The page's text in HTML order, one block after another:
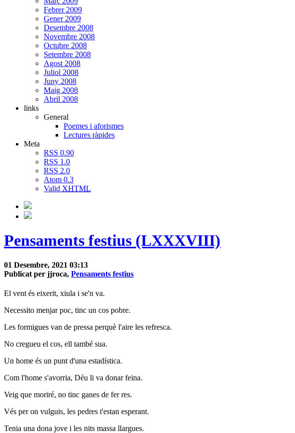
Febrer 2009
Gener 2009
Desembre 2008
Novembre 2008
Octubre 2008
Setembre 2008
Agost 2008
Juliol 2008
Juny 2008
Maig 2008
Abril 2008
links
General
Poemes i aforismes
Lectures ràpides
Meta
RSS 0.90
RSS 1.0
RSS 2.0
Atom 0.3
Valid XHTML
Pensaments festius (LXXXVIII)
01 Desembre, 2021 03:13
Publicat per jjroca, Pensaments festius
El vent és eixerit, xiula i se'n va.
Necessito menjar poc, tinc un cos pobre.
Les formigues van de pressa perquè l'aire les refresca.
No cregueu el cos, ell també sua.
Un home és un punt d'una estadística.
Com l'home s'avorria, Déu li va donar feina.
Veig que moriré, no tinc ganes de fer res.
Vés per on vulguis, les pedres t'estan esperant.
Tenia una dona jove i les nits massa llargues.